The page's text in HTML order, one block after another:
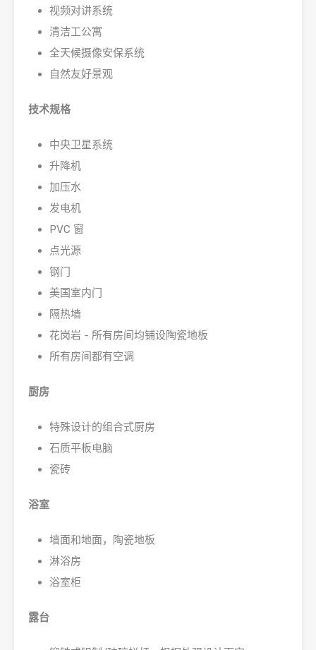
视频对讲系统
清洁工公寓
全天候摄像安保系统
自然友好景观
技术规格
中央卫星系统
升降机
加压水
发电机
PVC 窗
点光源
钢门
美国室内门
隔热墙
花岗岩 - 所有房间均铺设陶瓷地板
所有房间都有空调
厨房
特殊设计的组合式厨房
石质平板电脑
瓷砖
浴室
墙面和地面，陶瓷地板
淋浴房
浴室柜
露台